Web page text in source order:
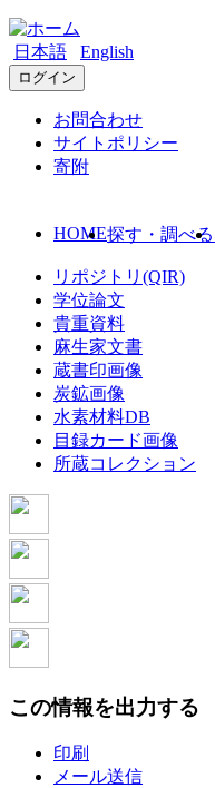
日本語 English
ログイン
お問合わせ
サイトポリシー
寄附
HOME探す・調べる
リポジトリ(QIR)
学位論文
貴重資料
麻生家文書
蔵書印画像
炭鉱画像
水素材料DB
目録カード画像
所蔵コレクション
この情報を出力する
印刷
メール送信